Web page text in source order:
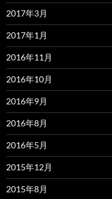
2017年3月
2017年1月
2016年11月
2016年10月
2016年9月
2016年8月
2016年5月
2015年12月
2015年8月